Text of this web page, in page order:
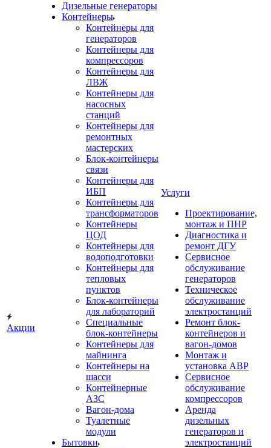
Акции
Дизельные генераторы
Контейнеры
Контейнеры для
генераторов
Контейнеры для
компрессоров
Контейнеры для
ЛВЖ
Контейнеры для
насосных
станций
Контейнеры для
ремонтных
мастерских
Блок-контейнеры
связи
Контейнеры для
ИБП
Контейнеры для
трансформаторов
Контейнеры
ЦОД
Контейнеры для
водоподготовки
Контейнеры для
тепловых
пунктов
Блок-контейнеры
для лабораторий
Специальные
блок-контейнеры
Контейнеры для
майнинга
Контейнеры на
шасси
Контейнерные
АЗС
Вагон-дома
Туалетные
модули
Бытовки
Услуги
Проектирование,
монтаж и ПНР
Диагностика и
ремонт ДГУ
Сервисное
обслуживание
генераторов
Техническое
обслуживание
электростанций
Ремонт блок-
контейнеров и
вагон-домов
Монтаж и
установка АВР
Сервисное
обслуживание
компрессоров
Аренда
дизельных
генераторов и
электростанций